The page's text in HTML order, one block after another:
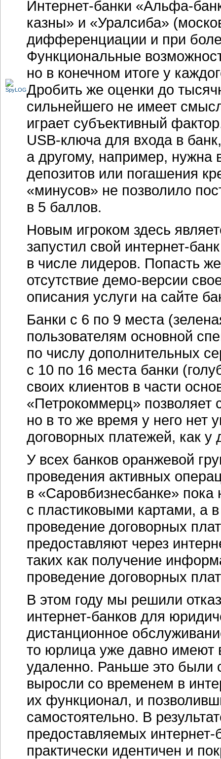
Интернет-банки «Альфа-
казны» и «Уралсиба»
дифференциации и при
Функциональные
но в конечном итоге у
Дробить же оценки до
сильнейшего не имеет
играет субъективный
USB-ключадля входа в
а другому, например, нужна
депозитов или погашения
«минусов» не позволило
в 5 баллов.
Новым игроком здесь
запустил свой интернет-банк
в числе лидеров. Попасть
отсутствие демо-версии
описания услуги на сайте
Банки с 6 по 9 места
пользователям основной
по числу дополнительных
с 10 по 16 места банки
своих клиентов в части
«Петрокоммерц»
но в то же время у него нет
договорных платежей, как у
У всех банков оранжевой
проведения активных
в «Саровбизнесбанке»
с пластиковыми картами, а
проведение договорных
предоставляют через
таких как получение
проведение договорных
В этом году мы решили
интернет-банков для
дистанционное
то юрлица уже давно имеют
удаленно. Раньше это были
выросли со временем в
их функционал, и
самостоятельно. В
предоставляемых
практически идентичен и